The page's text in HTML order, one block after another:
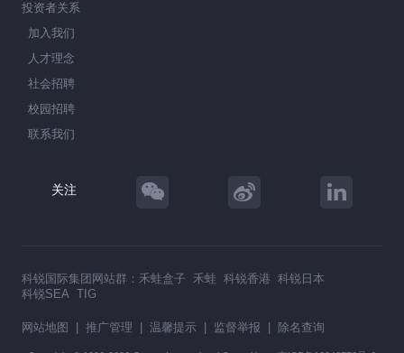
投资者关系
加入我们
人才理念
社会招聘
校园招聘
联系我们
关注
科锐国际集团网站群： 禾蛙盒子 禾蛙 科锐香港 科锐日本
科锐SEA TIG
网站地图 推广管理 温馨提示 监督举报 除名查询